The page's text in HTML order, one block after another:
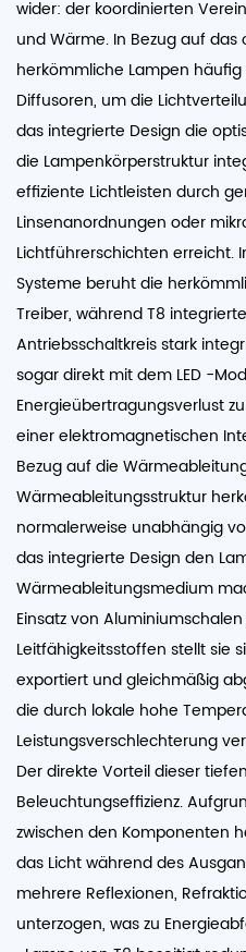
wider: der koordinierten
und Wärme. In Bezug auf
herkömmliche Lampen
Diffusoren, um die
das integrierte Design die
die Lampenkörperstruktur
effiziente Lichtleisten durch
Linsenanordnungen oder
Lichtführerschichten erreicht.
Systeme beruht die
Treiber, während T8
Antriebsschaltkreis stark
sogar direkt mit dem LED -
Energieübertragungsverlust
einer elektromagnetischen
Bezug auf die
Wärmeableitungsstruktur
normalerweise unabhängig
das integrierte Design den
Wärmeableitungsmedium
Einsatz von
Leitfähigkeitsstoffen stellt sie
exportiert und gleichmäßig
die durch lokale hohe
Leistungsverschlechterung
Der direkte Vorteil dieser
Beleuchtungseffizienz.
zwischen den Komponenten
das Licht während des
mehrere Reflexionen,
unterzogen, was zu